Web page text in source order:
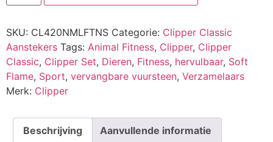
SKU: CL420NMLFTNS Categorie: Clipper Classic
Aanstekers Tags: Animal Fitness, Clipper, Clipper
Classic, Clipper Set, Dieren, Fitness, hervulbaar, Soft
Flame, Sport, vervangbare vuursteen, Verzamelaars
Merk: Clipper
Beschrijving Aanvullende informatie